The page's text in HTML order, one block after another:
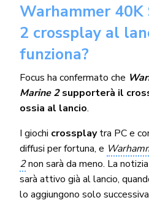
Warhammer 40K
2 crossplay al
funziona?
Focus ha confermato che
Marine 2supporterà il
ossia al lancio.
I giochi crossplaytra PC e
diffusi per fortuna, e
2non sarà da meno. La
sarà attivo già al lancio,
lo aggiungono solo